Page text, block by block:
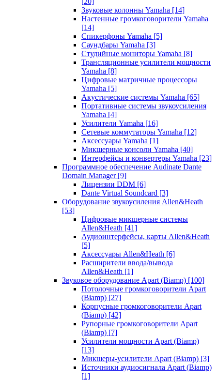
Звуковые колонны Yamaha [14]
Настенные громкоговорители Yamaha
[14]
Спикерфоны Yamaha [5]
Саундбары Yamaha [3]
Студийные мониторы Yamaha [8]
Трансляционные усилители мощности
Yamaha [8]
Цифровые матричные процессоры
Yamaha [5]
Акустические системы Yamaha [65]
Портативные системы звукоусиления
Yamaha [4]
Усилители Yamaha [16]
Сетевые коммутаторы Yamaha [12]
Аксессуары Yamaha [1]
Микшерные консоли Yamaha [40]
Интерфейсы и конвертеры Yamaha [23]
Программное обеспечение Audinate Dante
Domain Manager [9]
Лицензии DDM [6]
Dante Virtual Soundcard [3]
Оборудование звукоусиления Allen&Heath
[53]
Цифровые микшерные системы
Allen&Heath [41]
Аудиоинтерфейсы, карты Allen&Heath
[5]
Аксессуары Allen&Heath [6]
Расширители ввода/вывода
Allen&Heath [1]
Звуковое оборудование Apart (Biamp) [100]
Потолочные громкоговорители Apart
(Biamp) [27]
Корпусные громкоговорители Apart
(Biamp) [42]
Рупорные громкоговорители Apart
(Biamp) [7]
Усилители мощности Apart (Biamp)
[13]
Микшеры-усилители Apart (Biamp) [3]
Источники аудиосигнала Apart (Biamp)
[1]